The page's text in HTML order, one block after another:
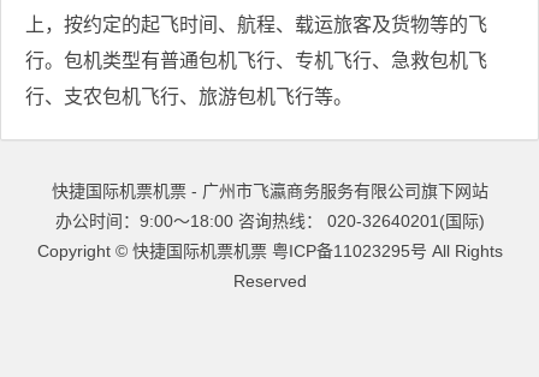
上，按约定的起飞时间、航程、载运旅客及货物等的飞
行。包机类型有普通包机飞行、专机飞行、急救包机飞
行、支农包机飞行、旅游包机飞行等。
快捷国际机票机票 - 广州市飞瀛商务服务有限公司旗下网站
办公时间：9:00～18:00 咨询热线： 020-32640201(国际)
Copyright © 快捷国际机票机票 粤ICP备11023295号 All Rights
Reserved